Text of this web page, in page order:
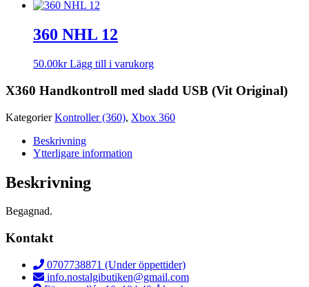
360 NHL 12
50.00kr Lägg till i varukorg
X360 Handkontroll med sladd USB (Vit Original)
Kategorier Kontroller (360), Xbox 360
Beskrivning
Ytterligare information
Beskrivning
Begagnad.
Kontakt
0707738871 (Under öppettider)
info.nostalgibutiken@gmail.com